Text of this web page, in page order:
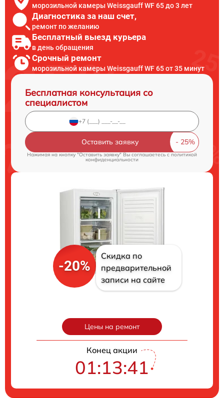
морозильной камеры Weissgauff WF 65 до 3 лет
Диагностика за наш счет,
ремонт по желанию
Бесплатный выезд курьера
в день обращения
Срочный ремонт
морозильной камеры Weissgauff WF 65 от 35 минут
Бесплатная консультация со
специалистом
Оставить заявку
Нажимая на кнопку "Оставить заявку" Вы соглашаетесь cполитикой
конфиденциальности
-20%
Скидка по
предварительной
записи на сайте
Цены на ремонт
Конец акции
01:13:40